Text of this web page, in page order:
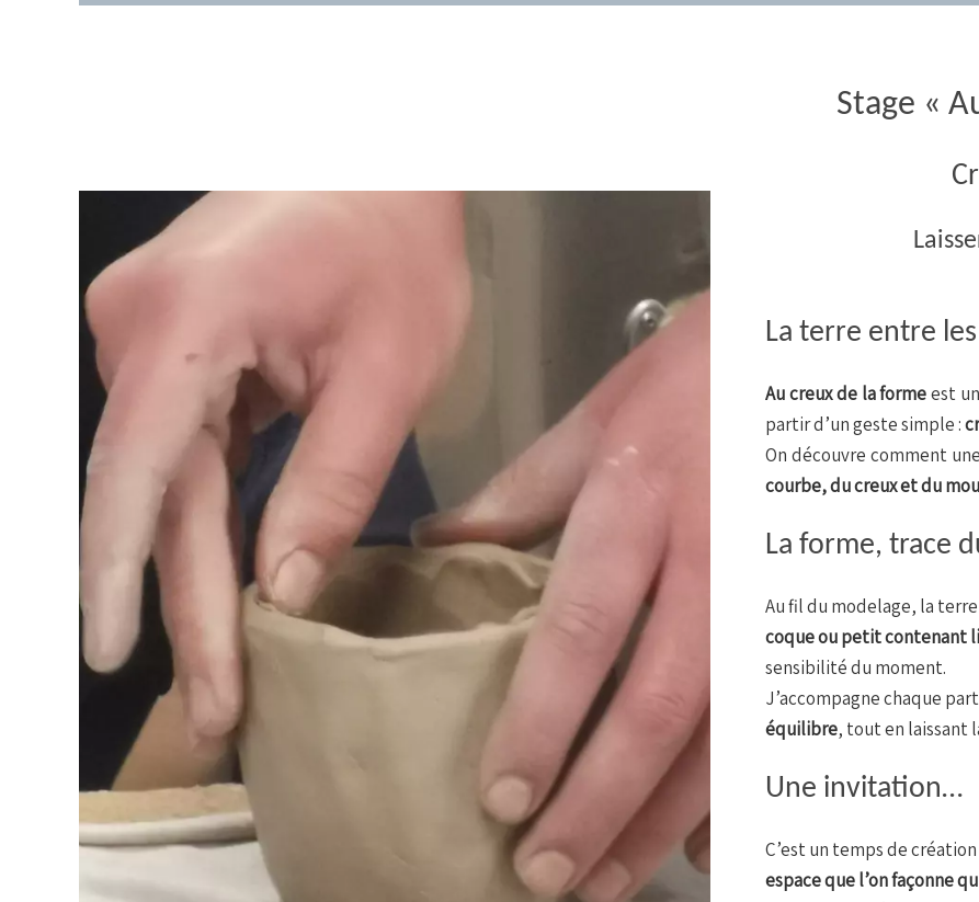
Stage «
La terre entre
Au creux de la formeest
partir d’un geste simple :
On découvre comment
courbe, du creux et du
La forme, trace
Au fil du modelage, la
coque ou petit contenant
sensibilité du moment.
J’accompagne chaque
équilibre, tout en laissant
Une invitation…
C’est un temps de
espace que l’on façonne